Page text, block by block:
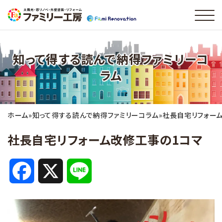
知って得する読んで納得ファミリーコ
ラム
ホーム»知って得する読んで納得ファミリーコラム»社長自宅リフォー
社長自宅リフォーム改修工事の1コマ